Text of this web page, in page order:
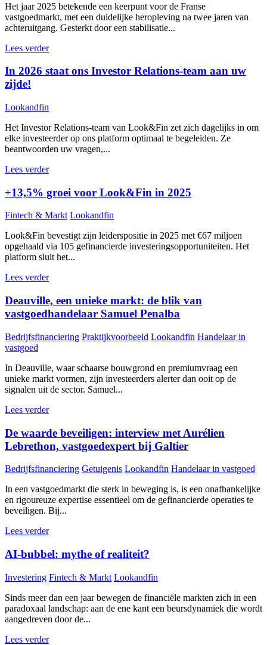
Het jaar 2025 betekende een keerpunt voor de Franse
vastgoedmarkt, met een duidelijke heropleving na twee jaren van
achteruitgang. Gesterkt door een stabilisatie...
Lees verder
In 2026 staat ons Investor Relations-team aan uw
zijde!
Lookandfin
Het Investor Relations-team van Look&Fin zet zich dagelijks in om
elke investeerder op ons platform optimaal te begeleiden. Ze
beantwoorden uw vragen,...
Lees verder
+13,5% groei voor Look&Fin in 2025
Fintech & Markt Lookandfin
Look&Fin bevestigt zijn leiderspositie in 2025 met €67 miljoen
opgehaald via 105 gefinancierde investeringsopportuniteiten. Het
platform sluit het...
Lees verder
Deauville, een unieke markt: de blik van
vastgoedhandelaar Samuel Penalba
Bedrijfsfinanciering Praktijkvoorbeeld Lookandfin Handelaar in
vastgoed
In Deauville, waar schaarse bouwgrond en premiumvraag een
unieke markt vormen, zijn investeerders alerter dan ooit op de
signalen uit de sector. Samuel...
Lees verder
De waarde beveiligen: interview met Aurélien
Lebrethon, vastgoedexpert bij Galtier
Bedrijfsfinanciering Getuigenis Lookandfin Handelaar in vastgoed
In een vastgoedmarkt die sterk in beweging is, is een onafhankelijke
en rigoureuze expertise essentieel om de gefinancierde operaties te
beveiligen. Bij...
Lees verder
AI-bubbel: mythe of realiteit?
Investering Fintech & Markt Lookandfin
Sinds meer dan een jaar bewegen de financiële markten zich in een
paradoxaal landschap: aan de ene kant een beursdynamiek die wordt
aangedreven door de...
Lees verder